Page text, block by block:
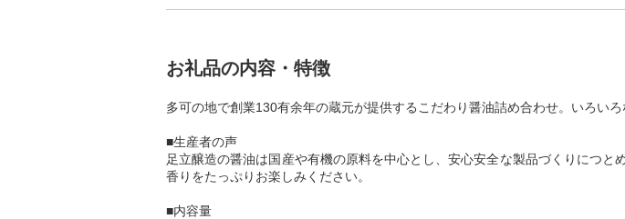
お礼品の内容・特徴
多可の地で創業130有余年の蔵元が提供するこだわり醤油詰め合わせ。いろい
■生産者の声
足立醸造の醤油は国産や有機の原料を中心とし、安心安全な製品づくりにつ
香りをたっぷりお楽しみください。
■内容量